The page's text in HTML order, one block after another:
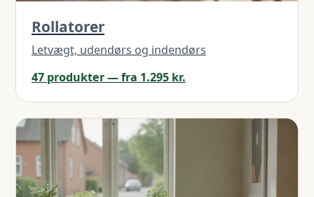
Rollatorer
Letvægt, udendørs og indendørs
47 produkter — fra 1.295 kr.